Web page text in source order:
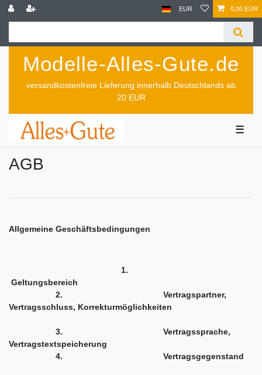
EUR 0,00 EUR
Modelle-Alles-Gute.de
versandkostenfreie Lieferung innerhalb Deutschlands ab
20 EUR
☰
AGB
Allgemeine Geschäftsbedingungen
1.
Geltungsbereich
2.
Vertragspartner,
Vertragsschluss, Korrekturmöglichkeiten
3.
Vertragssprache,
Vertragstextspeicherung
4.
Vertragsgegenstand